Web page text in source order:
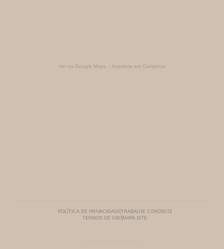
Ver no Google Maps – Arquiteta em Campinas
POLÍTICA DE PRIVACIDADE TRABALHE CONOSCO
TERMOS DE USO MAPA SITE